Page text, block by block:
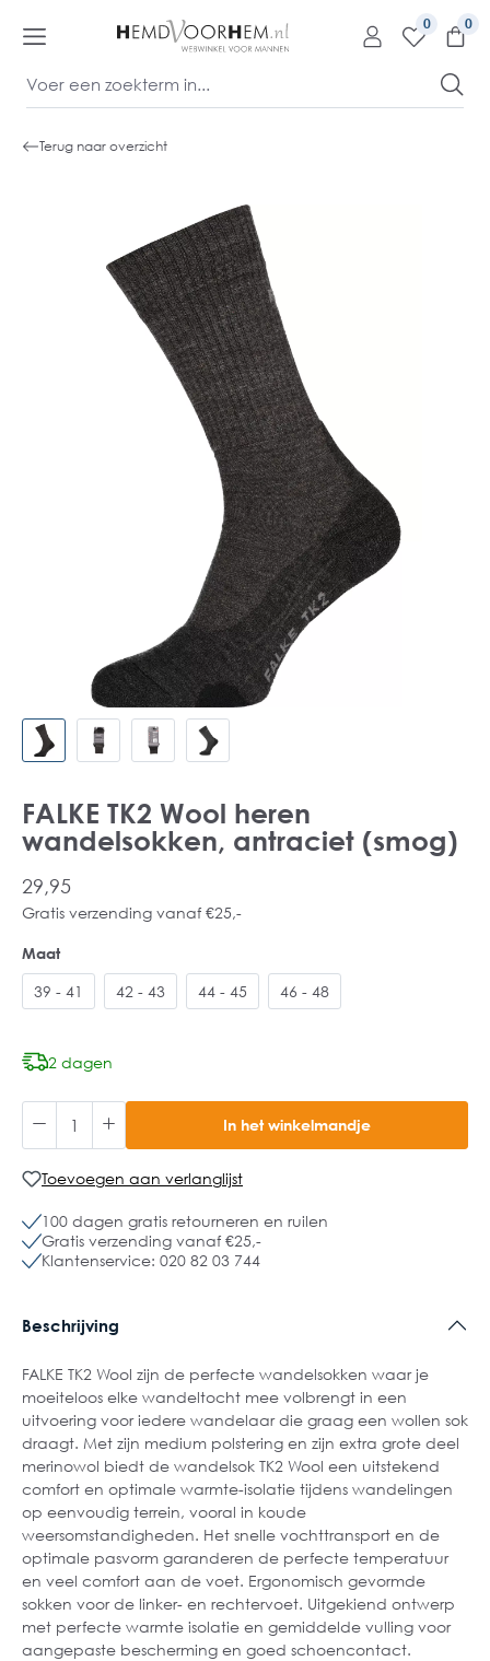
0
Terug naar overzicht
FALKE TK2 Wool heren
wandelsokken, antraciet (smog)
29,95
Gratis verzending vanaf €25,-
Maat
39 - 41 42 - 43 44 - 45 46 - 48
2 dagen
In het winkelmandje
Toevoegen aan verlanglijst
100 dagen gratis retourneren en ruilen
Gratis verzending vanaf €25,-
Klantenservice: 020 82 03 744
Beschrijving
FALKE TK2 Wool zijn de perfecte wandelsokken waar je
moeiteloos elke wandeltocht mee volbrengt in een
uitvoering voor iedere wandelaar die graag een wollen sok
draagt. Met zijn medium polstering en zijn extra grote deel
merinowol biedt de wandelsok TK2 Wool een uitstekend
comfort en optimale warmte-isolatie tijdens wandelingen
op eenvoudig terrein, vooral in koude
weersomstandigheden. Het snelle vochttransport en de
optimale pasvorm garanderen de perfecte temperatuur
en veel comfort aan de voet. Ergonomisch gevormde
sokken voor de linker- en rechtervoet. Uitgekiend ontwerp
met perfecte warmte isolatie en gemiddelde vulling voor
aangepaste bescherming en goed schoencontact.